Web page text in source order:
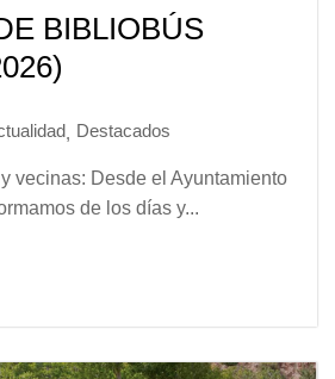
BIBLIOBÚS
, Destacados
vecinas: Desde el Ayuntamiento
de los días y...